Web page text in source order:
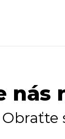
nás
Obraťte